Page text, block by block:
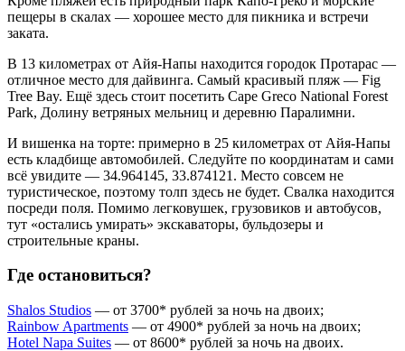
пещеры в скалах — хорошее место для пикника и встречи
заката.
В 13 километрах от Айя-Напы находится городок Протарас —
отличное место для дайвинга. Самый красивый пляж — Fig
Tree Bay. Ещё здесь стоит посетить Cape Greco National Forest
Park, Долину ветряных мельниц и деревню Паралимни.
И вишенка на торте: примерно в 25 километрах от Айя-Напы
есть кладбище автомобилей. Следуйте по координатам и сами
всё увидите — 34.964145, 33.874121. Место совсем не
туристическое, поэтому толп здесь не будет. Свалка находится
посреди поля. Помимо легковушек, грузовиков и автобусов,
тут «остались умирать» экскаваторы, бульдозеры и
строительные краны.
Где остановиться?
Shalos Studios — от 3700* рублей за ночь на двоих;
Rainbow Apartments — от 4900* рублей за ночь на двоих;
Hotel Napa Suites — от 8600* рублей за ночь на двоих.